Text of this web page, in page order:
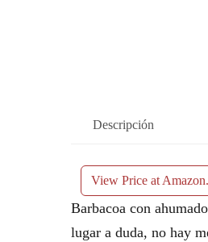
Descripción
View Price at
Barbacoa con
lugar a duda, no hay